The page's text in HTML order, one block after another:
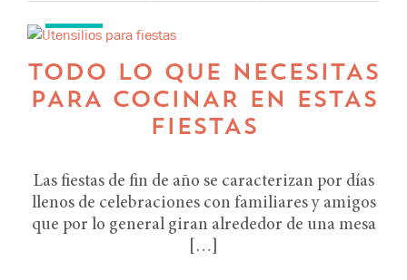
TODO LO QUE NECESITAS
PARA COCINAR EN ESTAS
FIESTAS
Las fiestas de fin de año se caracterizan por días
llenos de celebraciones con familiares y amigos
que por lo general giran alrededor de una mesa
[…]